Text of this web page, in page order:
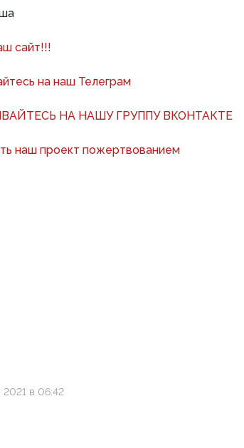
сайт!!!
на наш Телеграм
НА НАШУ ГРУППУ ВКОНТАКТЕ
наш проект пожертвованием
2021 в 06:42